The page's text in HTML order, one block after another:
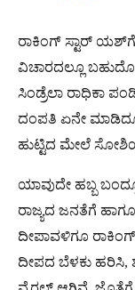
ರಾಕಿಂಗ್ ಸ್ಟಾರ್ ಯಶ್​ಗೆ
ವಿಚಾರದಲ್ಲೂ
ಸಿಂಡ್ರೆಲಾ ರಾಧಿಕಾ
ದಂಪತಿ ಏನೇ
ಹುಟ್ಟಿದ ಮೇಲೆ
ಯಾವುದೇ ಹಬ್ಬ
ರಾಜ್ಯದ ಜನತೆಗೆ
ದೀಪಾವಳಿಗೂ
ದೀಪದ ಬೆಳಕು